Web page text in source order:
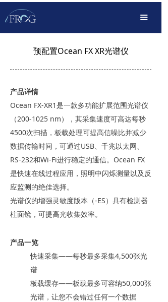
끀
首页
产品中心
传播服务
支持下载
关于我们
预配置Ocean FX XR光谱仪
产品详情
Ocean FX-XR1是一款多功能扩展范围光谱仪
（200-1025 nm），其采集速度可高达每秒
4500次扫描，板载处理可提高信噪比并减少
数据传输时间，可通过USB、千兆以太网、
RS-232和Wi-Fi进行稳定的通信。Ocean FX
是快速在线过程应用，照明中闪烁测量以及反
应监测的绝佳选择。
光谱仪的增强灵敏度版本（-ES）具有检测器
柱面镜，可提高光收集效率。
产品一览
快速采集——每秒最多采集4,500张光
谱
板载缓存——板载最多可容纳50,000张
光谱，让您不会错过任何一个数据